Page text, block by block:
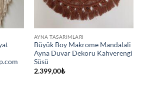
AYNA TASARIMLARI
Büyük Boy Makrome Mandalali
Ayna Duvar Dekoru Kahverengi
Süsü
2.399,00₺